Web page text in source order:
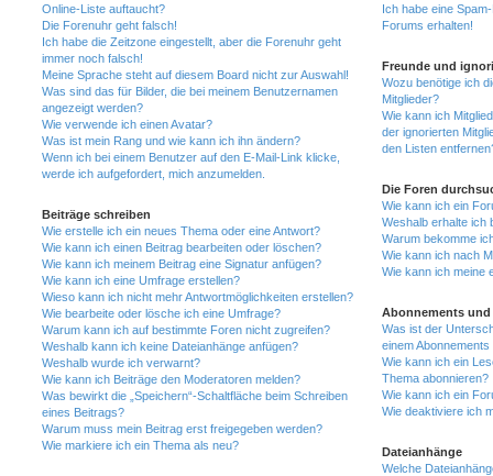
Online-Liste auftaucht?
Die Forenuhr geht falsch!
Ich habe die Zeitzone eingestellt, aber die Forenuhr geht
immer noch falsch!
Meine Sprache steht auf diesem Board nicht zur Auswahl!
Was sind das für Bilder, die bei meinem Benutzernamen
angezeigt werden?
Wie verwende ich einen Avatar?
Was ist mein Rang und wie kann ich ihn ändern?
Wenn ich bei einem Benutzer auf den E-Mail-Link klicke,
werde ich aufgefordert, mich anzumelden.
Beiträge schreiben
Wie erstelle ich ein neues Thema oder eine Antwort?
Wie kann ich einen Beitrag bearbeiten oder löschen?
Wie kann ich meinem Beitrag eine Signatur anfügen?
Wie kann ich eine Umfrage erstellen?
Wieso kann ich nicht mehr Antwortmöglichkeiten erstellen?
Wie bearbeite oder lösche ich eine Umfrage?
Warum kann ich auf bestimmte Foren nicht zugreifen?
Weshalb kann ich keine Dateianhänge anfügen?
Weshalb wurde ich verwarnt?
Wie kann ich Beiträge den Moderatoren melden?
Was bewirkt die „Speichern“-Schaltfläche beim Schreiben
eines Beitrags?
Warum muss mein Beitrag erst freigegeben werden?
Wie markiere ich ein Thema als neu?
Ich habe eine
Forums erhalten!
Freunde und
Wozu benötige ich
Mitglieder?
Wie kann ich
der ignorierten
den Listen
Die Foren
Wie kann ich ein
Weshalb erhalte ich
Warum bekomme
Wie kann ich nach
Wie kann ich meine
Abonnements und
Was ist der
einem
Wie kann ich ein
Thema abonnieren?
Wie kann ich ein
Wie deaktiviere ich
Dateianhänge
Welche